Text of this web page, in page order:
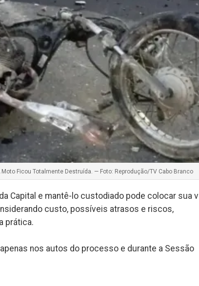
Ficou Totalmente Destruída. — Foto: Reprodução/TV Cabo Branco
Capital e mantê-lo custodiado pode colocar sua
custo, possíveis atrasos e riscos,
prática.
nos autos do processo e durante a Sessão